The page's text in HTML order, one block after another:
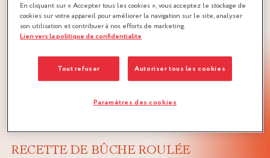
RECETTE DE BÛCHE ROULÉE
En cliquant sur « Accepter tous les cookies », vous acceptez le stockage de
cookies sur votre appareil pour améliorer la navigation sur le site, analyser
son utilisation et contribuer à nos efforts de marketing.
Lien vers la politique de confidentialite
Tout refuser Autoriser tous les cookies
Paramètres des cookies